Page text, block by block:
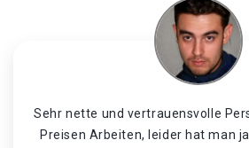
Sehr nette und vertrauensvolle
Preisen Arbeiten, leider hat man